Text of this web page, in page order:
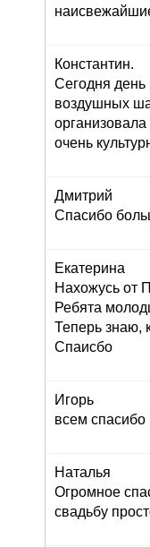
Константин.
Сегодня день
воздушных
очень
Дмитрий
Спасибо
Екатерина
Нахожусь от
Ребята
Теперь знаю,
Спаисбо
Игорь
всем спасибо
Наталья
Огромное
свадьбу